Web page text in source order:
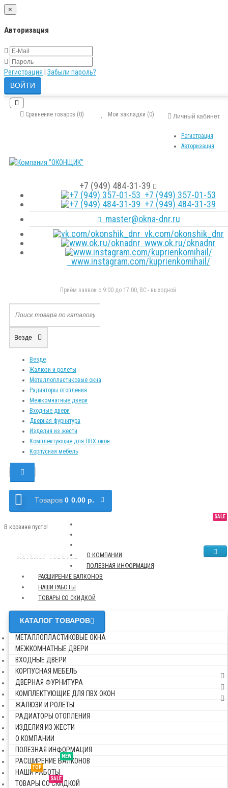
×
Авторизация
Регистрация Забыли пароль?
Личный кабинет
Регистрация
Авторизация
Мои закладки (0)
Сравнение товаров (0)
+7 (949) 484-31-39
+7 (949) 357-01-53
+7 (949) 484-31-39
master@okna-dnr.ru
vk.com/okonshik_dnr
www.ok.ru/oknadnr
www.instagram.com/kuprienkomihail/
Приём заявок с 9:00 до 17:00, ВС - выходной
Везде
Везде
Жалюзи и ролеты
Металлопластиковые окна
Радиаторы отопления
Межкомнатные двери
Входные двери
Дверная фурнитура
Изделия из жести
Комплектующие для ПВХ окон
Корпусная мебель
Tоваров 0 0.00 р.
В корзине пусто!
Каталог товаров
О КОМПАНИИ
ПОЛЕЗНАЯ ИНФОРМАЦИЯ
NEW
РАСШИРЕНИЕ БАЛКОНОВ
TOP
НАШИ РАБОТЫ
SALE
ТОВАРЫ СО СКИДКОЙ
КАТАЛОГ ТОВАРОВ
МЕТАЛЛОПЛАСТИКОВЫЕ ОКНА
МЕЖКОМНАТНЫЕ ДВЕРИ
ВХОДНЫЕ ДВЕРИ
КОРПУСНАЯ МЕБЕЛЬ
ДВЕРНАЯ ФУРНИТУРА
КОМПЛЕКТУЮЩИЕ ДЛЯ ПВХ ОКОН
ЖАЛЮЗИ И РОЛЕТЫ
РАДИАТОРЫ ОТОПЛЕНИЯ
ИЗДЕЛИЯ ИЗ ЖЕСТИ
О КОМПАНИИ
ПОЛЕЗНАЯ ИНФОРМАЦИЯ
NEW
РАСШИРЕНИЕ БАЛКОНОВ
TOP
НАШИ РАБОТЫ
SALE
ТОВАРЫ СО СКИДКОЙ